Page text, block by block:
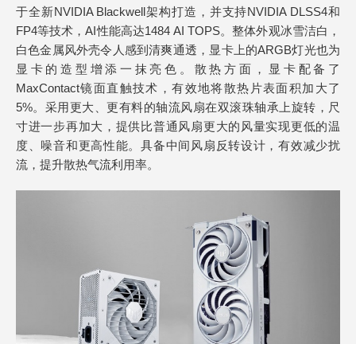
于全新NVIDIA Blackwell架构打造，并支持NVIDIA DLSS4和
FP4等技术，AI性能高达1484 AI TOPS。整体外观冰雪洁白，
白色金属风外壳令人感到清爽通透，显卡上的ARGB灯光也为
显卡的造型增添一抹亮色。散热方面，显卡配备了
MaxContact镜面直触技术，有效地将散热片表面积加大了
5%。采用更大、更有料的轴流风扇在双滚珠轴承上旋转，尺
寸进一步再加大，提供比普通风扇更大的风量实现更低的温
度、噪音和更高性能。具备中间风扇反转设计，有效减少扰
流，提升散热气流利用率。